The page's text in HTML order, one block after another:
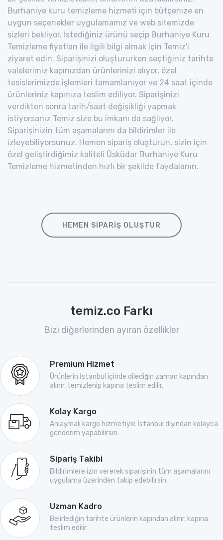
Burhaniye kuru temizleme hizmeti için bütçenize en
uygun seçenekler uygulamamız ve web sitemizde
sizleri bekliyor. İstediğiniz ürünü seçip Burhaniye Kuru
Temizleme fiyatları ile ilgili bilgi almak için Temiz'i
ziyaret edin. Siparişinizi oluştururken seçtiğiniz tarihte
valelerimiz kapınızdan ürünlerinizi alıyor, özel
tesislerimizde işlemleri tamamlanıyor ve 24 saat içinde
ürünleriniz kapınıza teslim ediliyor. Siparişinizi
verdikten sonra tarih/saat değişikliği yapmak
istiyorsanız Temiz size bu imkanı da sağlıyor.
Siparişinizin tüm aşamalarını da bildirimler ile
izleyebiliyorsunuz. Hemen sipariş oluşturun, sizin için
özel geliştirdiğimiz kaliteli Üsküdar Burhaniye Kuru
Temizleme hizmetinden hızlı bir şekilde faydalanın.
HEMEN SIPARIŞ OLUŞTUR
temiz.co Farkı
Bizi diğerlerinden ayıran özellikler
Premium Hizmet
Ürünlerin İstanbul içinde dilediğin zaman kapından
alınır, temizlenip kapına teslim edilir.
Kolay Kargo
Anlaşmalı kargo hizmetiyle İstanbul dışından kolayca
gönderim yapabilirsin.
Sipariş Takibi
Bildirimlere izin vererek siparişinin tüm aşamalarını
uygulama üzerinden takip edebilirsin.
Uzman Kadro
Belirlediğin tarihte ürünlerin kapından alınır, kapına
teslim edilir.